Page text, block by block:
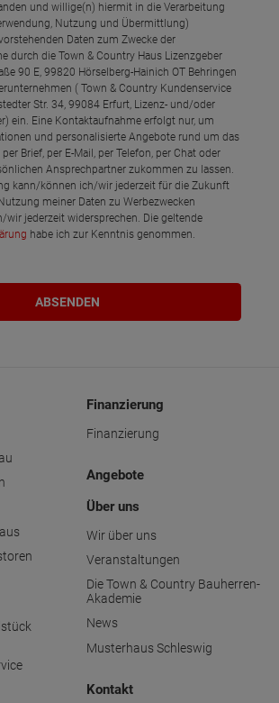
und willige(n) hiermit in die Verarbeitung
Nutzung und Übermittlung)
Daten zum Zwecke der
durch die Town & Country Haus Lizenzgeber
90 E, 99820 Hörselberg-Hainich OT Behringen
( Town & Country Kundenservice
Str. 34, 99084 Erfurt, Lizenz- und/oder
ein. Eine Kontaktaufnahme erfolgt nur, um
und personalisierte Angebote rund um das
Brief, per E-Mail, per Telefon, per Chat oder
Ansprechpartner zukommen zu lassen.
kann/können ich/wir jederzeit für die Zukunft
meiner Daten zu Werbezwecken
wir jederzeit widersprechen. Die geltende
habe ich zur Kenntnis genommen.
Finanzierung
Finanzierung
Angebote
Über uns
Wir über uns
Veranstaltungen
Die Town & Country Bauherren-
Akademie
News
Musterhaus Schleswig
Kontakt